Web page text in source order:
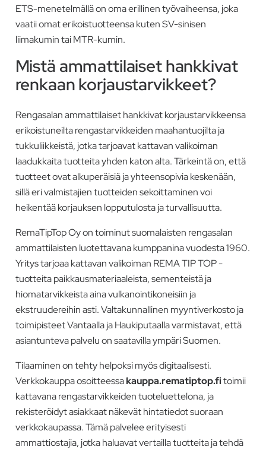
ETS-menetelmällä on oma erillinen työvaiheensa, joka
vaatii omat erikoistuotteensa kuten SV-sinisen
liimakumin tai MTR-kumin.
Mistä ammattilaiset hankkivat
renkaan korjaustarvikkeet?
Rengasalan ammattilaiset hankkivat korjaustarvikkeensa
erikoistuneilta rengastarvikkeiden maahantuojilta ja
tukkuliikkeistä, jotka tarjoavat kattavan valikoiman
laadukkaita tuotteita yhden katon alta. Tärkeintä on, että
tuotteet ovat alkuperäisiä ja yhteensopivia keskenään,
sillä eri valmistajien tuotteiden sekoittaminen voi
heikentää korjauksen lopputulosta ja turvallisuutta.
RemaTipTop Oy on toiminut suomalaisten rengasalan
ammattilaisten luotettavana kumppanina vuodesta 1960.
Yritys tarjoaa kattavan valikoiman REMA TIP TOP -
tuotteita paikkausmateriaaleista, sementeistä ja
hiomatarvikkeista aina vulkanointikoneisiin ja
ekstruudereihin asti. Valtakunnallinen myyntiverkosto ja
toimipisteet Vantaalla ja Haukiputaalla varmistavat, että
asiantunteva palvelu on saatavilla ympäri Suomen.
Tilaaminen on tehty helpoksi myös digitaalisesti.
Verkkokauppa osoitteessakauppa.rematiptop.fitoimii
kattavana rengastarvikkeiden tuoteluettelona, ja
rekisteröidyt asiakkaat näkevät hintatiedot suoraan
verkkokaupassa. Tämä palvelee erityisesti
ammattiostajia, jotka haluavat vertailla tuotteita ja tehdä